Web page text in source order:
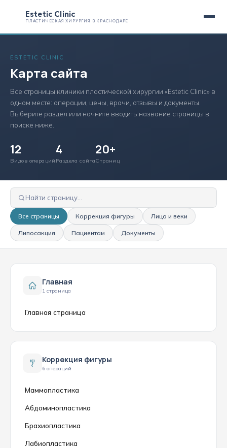
Estetic Clinic
ПЛАСТИЧЕСКАЯ ХИРУРГИЯ В КРАСНОДАРЕ
ESTETIC CLINIC
Карта сайта
Все страницы клиники пластической хирургии «Estetic Clinic» в
одном месте: операции, цены, врачи, отзывы и документы.
Выберите раздел или начните вводить название страницы в
поиске ниже.
12
Видов операций
4
Раздела сайта
20+
Страниц
Все страницы Коррекция фигуры Лицо и веки
Липосакция Пациентам Документы
Главная
1 страница
Главная страница
Коррекция фигуры
6 операций
Маммопластика
Абдоминопластика
Брахиопластика
Лабиопластика